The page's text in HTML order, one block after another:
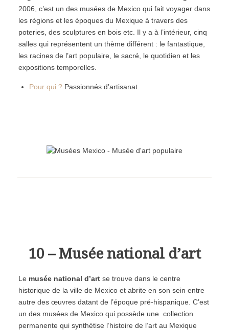
2006, c’est un des musées de Mexico qui fait voyager dans
les régions et les époques du Mexique à travers des
poteries, des sculptures en bois etc. Il y a à l’intérieur, cinq
salles qui représentent un thème différent : le fantastique,
les racines de l’art populaire, le sacré, le quotidien et les
expositions temporelles.
Pour qui ?Passionnés d’artisanat.
10 – Musée national d’art
Le musée national d’artse trouve dans le centre
historique de la ville de Mexico et abrite en son sein entre
autre des œuvres datant de l’époque pré-hispanique. C’est
un des musées de Mexico qui possède une collection
permanente qui synthétise l’histoire de l’art au Mexique